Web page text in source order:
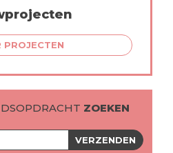
PROJECTEN
ZOEKEN
VERZENDEN